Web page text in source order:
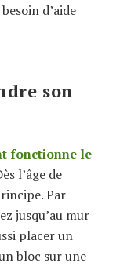
d’aide
son
fonctionne le
l’âge de
Par
jusqu’au mur
placer un
bloc sur une